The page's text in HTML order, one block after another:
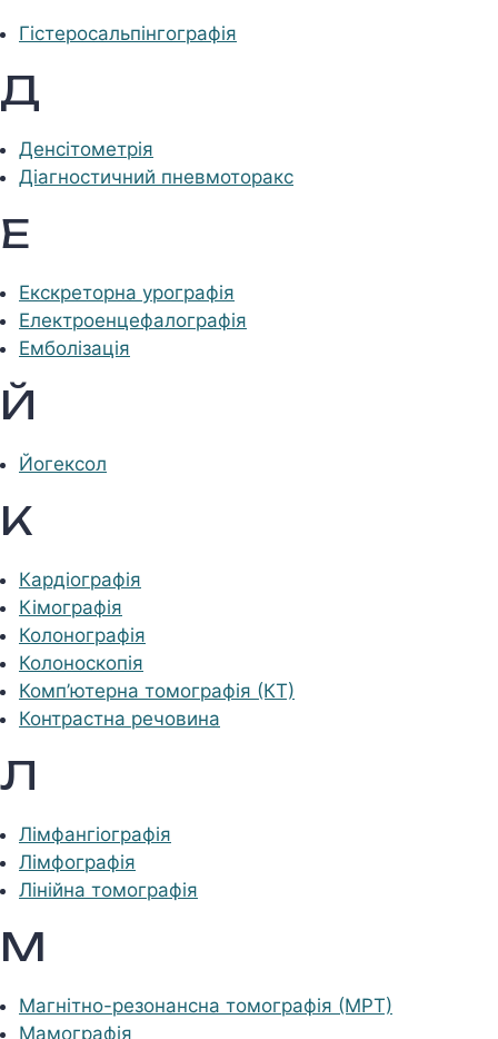
Гістеросальпінгографія
Д
Денсітометрія
Діагностичний пневмоторакс
Е
Екскреторна урографія
Електроенцефалографія
Емболізація
Й
Йогексол
К
Кардіографія
Кімографія
Колонографія
Колоноскопія
Комп’ютерна томографія (КТ)
Контрастна речовина
Л
Лімфангіографія
Лімфографія
Лінійна томографія
М
Магнітно-резонансна томографія (МРТ)
Мамографія